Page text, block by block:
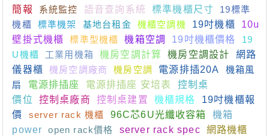
簡報
系統監控 語音查詢系統 標準機櫃尺寸
19標準
機櫃
標準機架 基地台租金 機櫃空調機 19吋機櫃
10u
壁掛式機櫃
標準型機櫃 機箱空調 19吋機櫃價格
19
U機櫃
工業用機箱 機房空調計算 機房空調設計
網路
儀器櫃
機房空調廠商 機房空調 電源排插20A
機箱風
扇
電源排插座 電源排插座 安培表
控制桌
價位
控制桌廠商 控制桌建置 機櫃規格
19吋機櫃報
價
server rack 機櫃 96C芯6U光纖收容箱
機箱
power
open rack價格 server rack spec
網路機櫃